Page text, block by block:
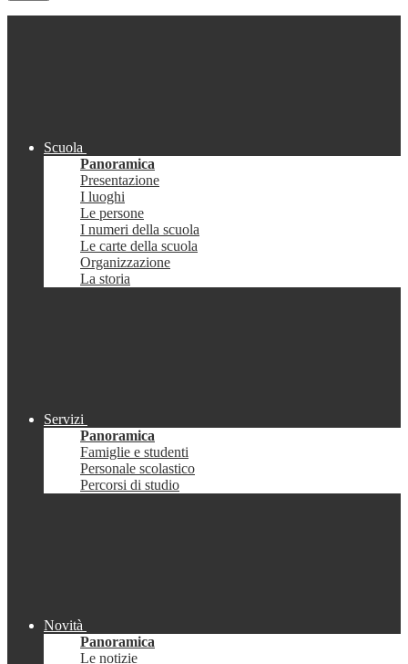
Scuola
Panoramica
Presentazione
I luoghi
Le persone
I numeri della scuola
Le carte della scuola
Organizzazione
La storia
Servizi
Panoramica
Famiglie e studenti
Personale scolastico
Percorsi di studio
Novità
Panoramica
Le notizie